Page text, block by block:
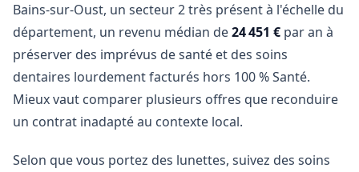
Bains-sur-Oust, un secteur 2 très présent à l'échelle du
département, un revenu médian de24 451 € par an à
préserver des imprévus de santé et des soins
dentaires lourdement facturés hors 100 % Santé.
Mieux vaut comparer plusieurs offres que reconduire
un contrat inadapté au contexte local.
Selon que vous portez des lunettes, suivez des soins